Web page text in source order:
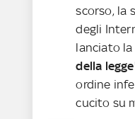
scorso, la
degli
lanciato la
della legge
ordine
cucito su